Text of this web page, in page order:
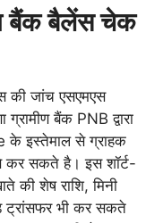
बैंक बैलेंस चेक
की जांच एसएमएस
ग्रामीण बैंक PNB द्वारा
के इस्तेमाल से ग्राहक
सकते है। इस शॉर्ट-
शेष राशि, मिनी
भी कर सकते